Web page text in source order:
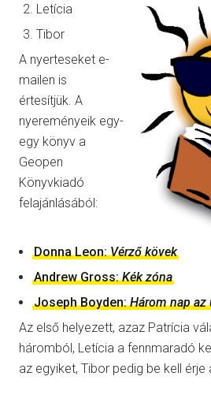
Letícia
Tibor
A nyerteseket e-
mailen is
értesítjük. A
nyereményeik egy-
egy könyv a
Geopen
Könyvkiadó
felajánlásából:
Donna Leon:Vérző kövek
Andrew Gross:Kék zóna
Joseph Boyden:Három nap az
Az első helyezett, azaz Patrícia
háromból, Letícia a fennmaradó
az egyiket, Tibor pedig be kell érje